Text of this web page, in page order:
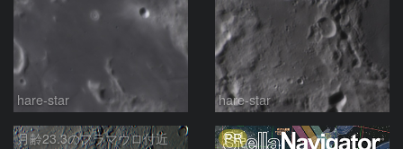
hare-star hare-star
月齢23.3のフラマウロ付近 PR